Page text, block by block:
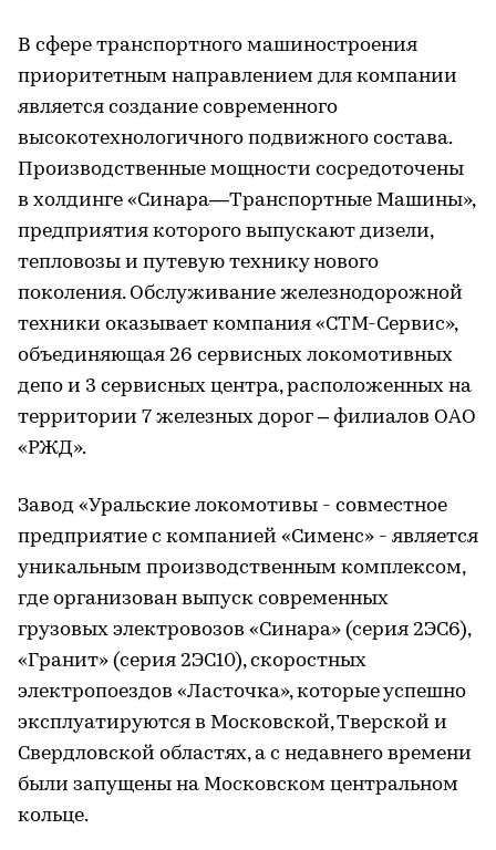
В сфере транспортного машиностроения
приоритетным направлением для компании
является создание современного
высокотехнологичного подвижного состава.
Производственные мощности сосредоточены
в холдинге «Синара—Транспортные Машины»,
предприятия которого выпускают дизели,
тепловозы и путевую технику нового
поколения. Обслуживание железнодорожной
техники оказывает компания «СТМ-Сервис»,
объединяющая 26 сервисных локомотивных
депо и 3 сервисных центра, расположенных на
территории 7 железных дорог – филиалов ОАО
«РЖД».
Завод «Уральские локомотивы - совместное
предприятие с компанией «Сименс» - является
уникальным производственным комплексом,
где организован выпуск современных
грузовых электровозов «Синара» (серия 2ЭС6),
«Гранит» (серия 2ЭС10), скоростных
электропоездов «Ласточка», которые успешно
эксплуатируются в Московской, Тверской и
Свердловской областях, а с недавнего времени
были запущены на Московском центральном
кольце.